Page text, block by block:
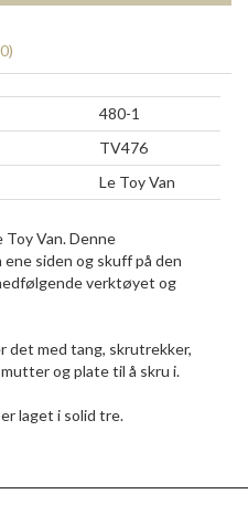
0)
480-1
TV476
Le Toy Van
Van. Denne
siden og skuff på den
verktøyet og
det med tang, skrutrekker,
mutter og plate til å skru i.
laget i solid tre.